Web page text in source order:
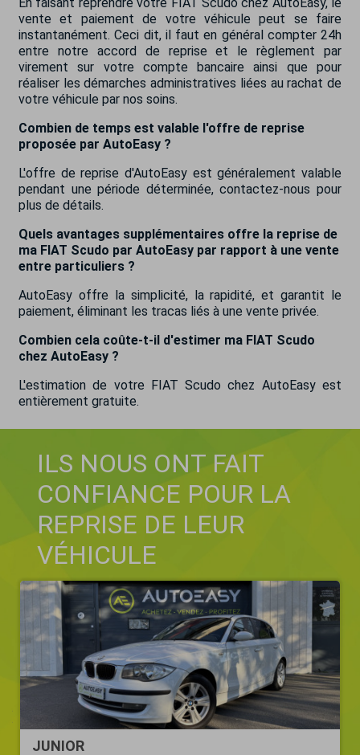
vente et paiement de votre véhicule peut se faire
instantanément. Ceci dit, il faut en général compter 24h
entre notre accord de reprise et le règlement par
virement sur votre compte bancaire ainsi que pour
réaliser les démarches administratives liées au rachat de
votre véhicule par nos soins.
Combien de temps est valable l'offre de reprise
proposée par AutoEasy ?
L'offre de reprise d'AutoEasy est généralement valable
pendant une période déterminée, contactez-nous pour
plus de détails.
Quels avantages supplémentaires offre la reprise de
ma FIAT Scudo par AutoEasy par rapport à une vente
entre particuliers ?
AutoEasy offre la simplicité, la rapidité, et garantit le
paiement, éliminant les tracas liés à une vente privée.
Combien cela coûte-t-il d'estimer ma FIAT Scudo
chez AutoEasy ?
L'estimation de votre FIAT Scudo chez AutoEasy est
entièrement gratuite.
ILS NOUS ONT FAIT
CONFIANCE POUR LA
REPRISE DE LEUR
VÉHICULE
JUNIOR